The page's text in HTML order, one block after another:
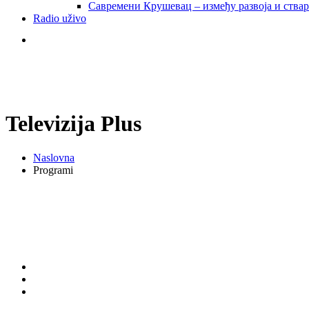
Савремени Крушевац – између развоја и
Radio uživo
Televizija Plus
Naslovna
Programi